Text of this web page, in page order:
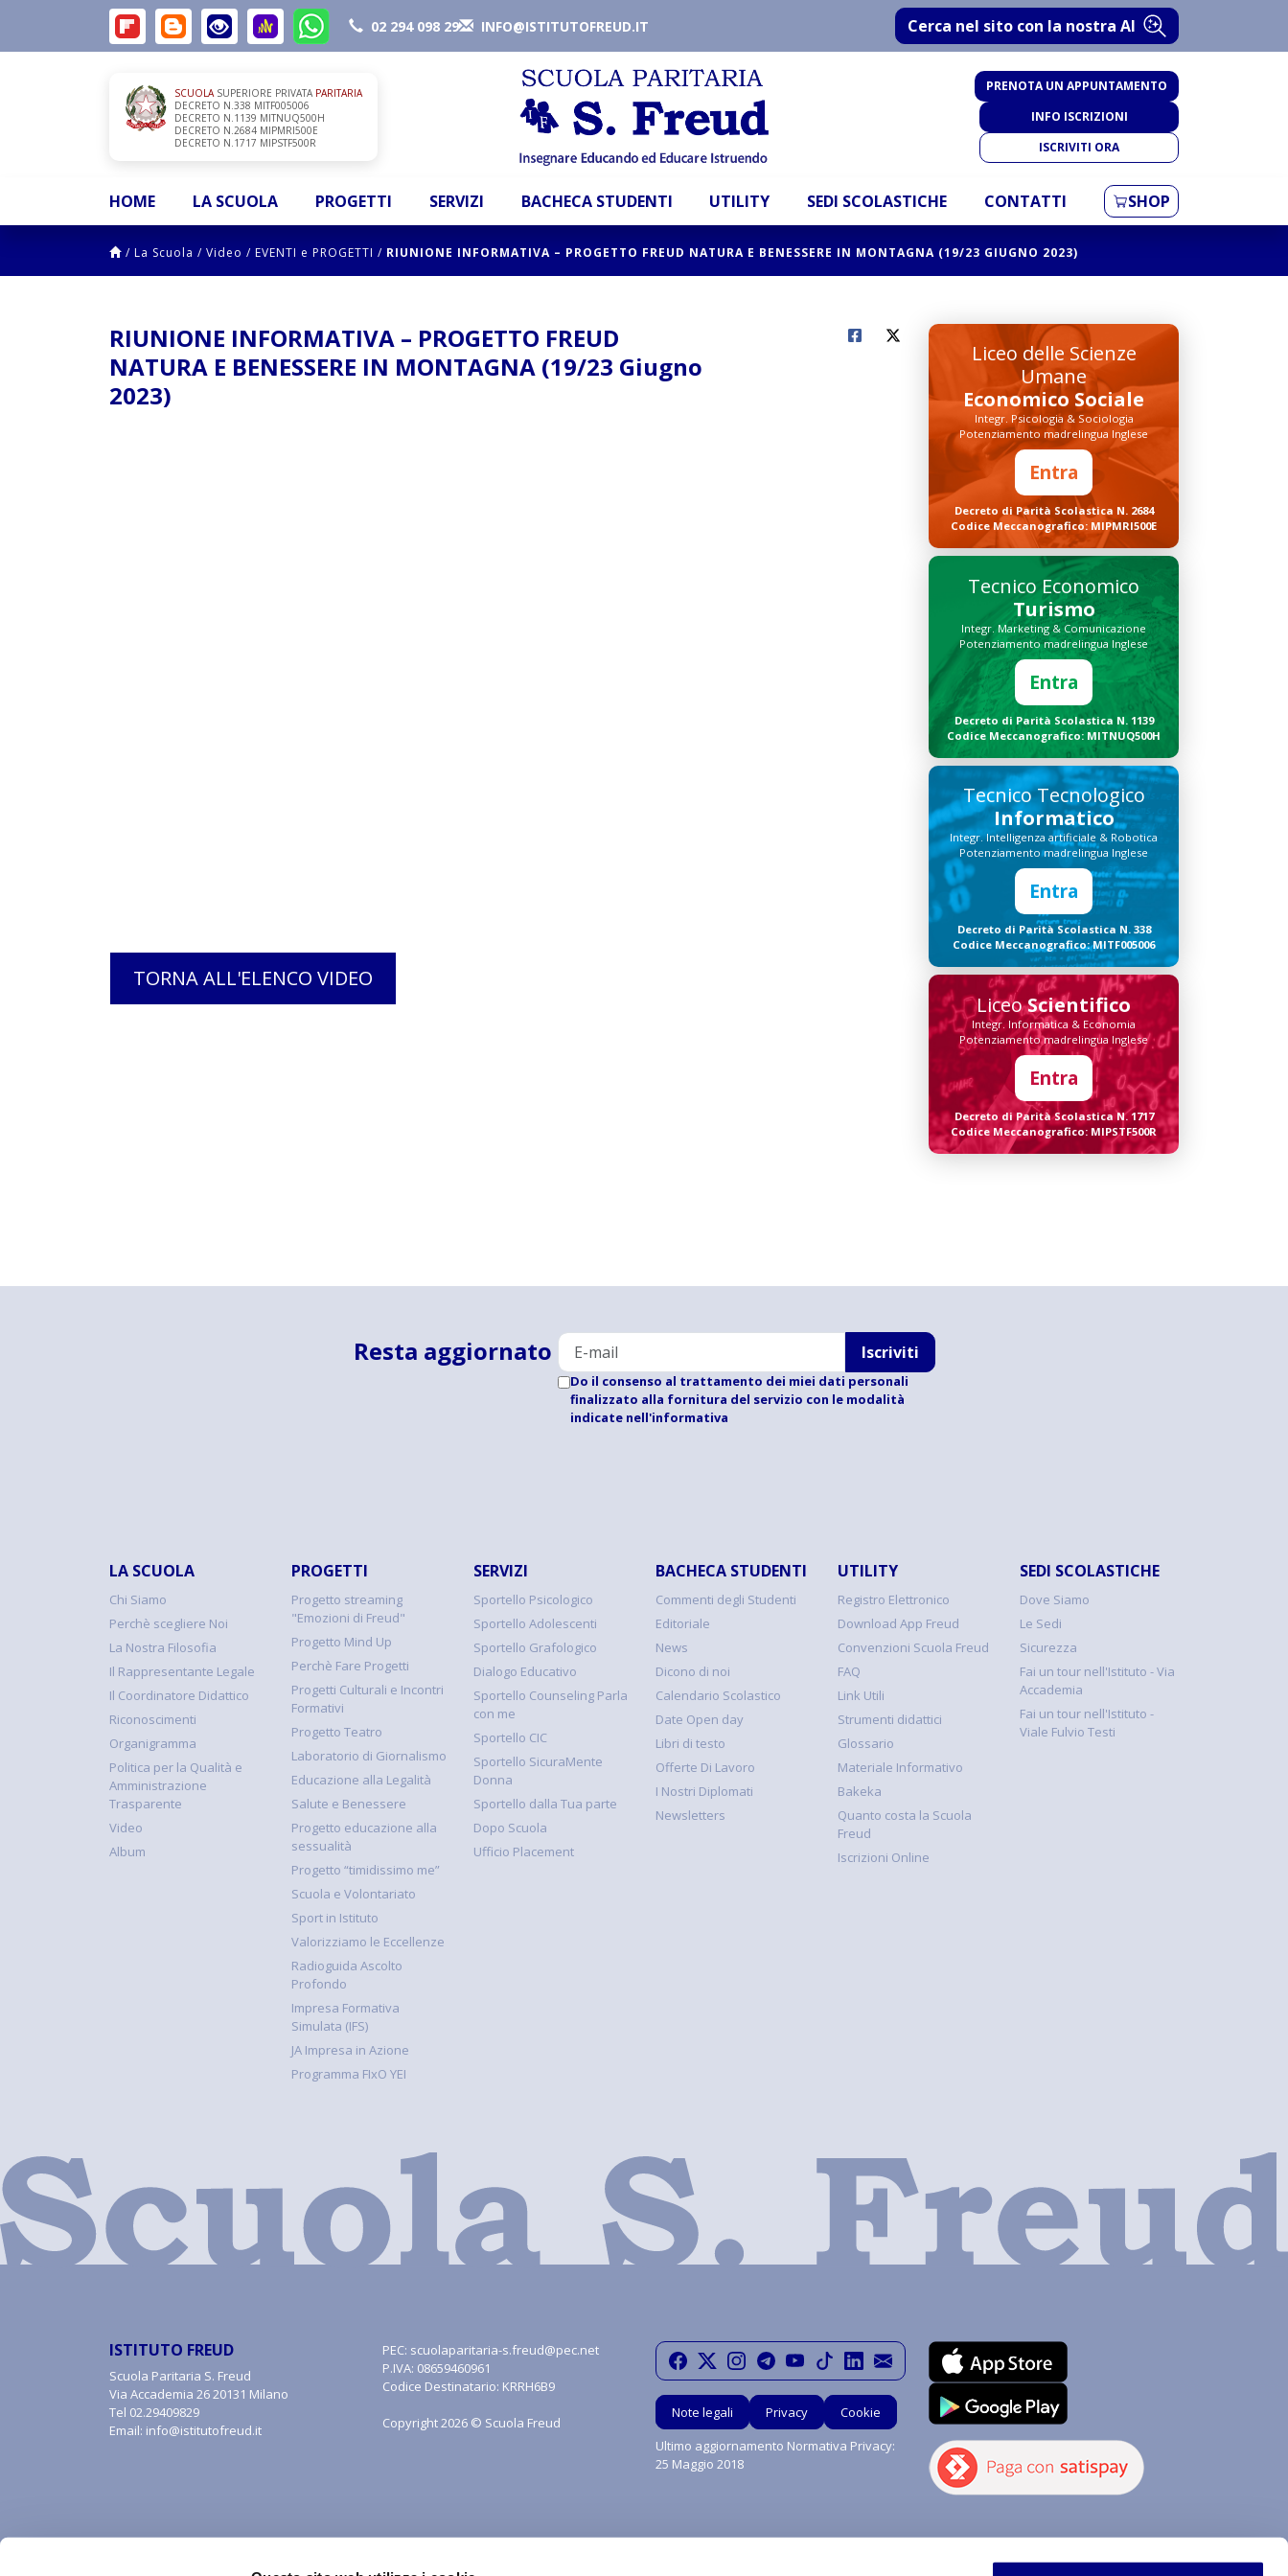
02 294 098 29 INFO@ISTITUTOFREUD.IT Cerca nel sito con la nostra AI
SCUOLASUPERIORE PRIVATA PARITARIA
DECRETO N.338 MITF005006
DECRETO N.1139 MITNUQ500H
DECRETO N.2684 MIPMRI500E
DECRETO N.1717 MIPSTF500R
PRENOTA UN APPUNTAMENTO
INFO ISCRIZIONI
ISCRIVITI ORA
HOME LA SCUOLA PROGETTI SERVIZI BACHECA STUDENTI UTILITY SEDI SCOLASTICHE CONTATTI SHOP
/ La Scuola / Video / EVENTI e PROGETTI / RIUNIONE INFORMATIVA – PROGETTO FREUD NATURA E BENESSERE IN MONTAGNA (19/23 GIUGNO 2023)
RIUNIONE INFORMATIVA – PROGETTO FREUD
NATURA E BENESSERE IN MONTAGNA (19/23 Giugno
2023)
TORNA ALL'ELENCO VIDEO
Liceo delle Scienze
Umane
Economico Sociale
Integr. Psicologia & Sociologia
Potenziamento madrelingua Inglese
Entra
Decreto di Parità Scolastica N. 2684
Codice Meccanografico: MIPMRI500E
Tecnico Economico
Turismo
Integr. Marketing & Comunicazione
Potenziamento madrelingua Inglese
Entra
Decreto di Parità Scolastica N. 1139
Codice Meccanografico: MITNUQ500H
Tecnico Tecnologico
Informatico
Integr. Intelligenza artificiale & Robotica
Potenziamento madrelingua Inglese
Entra
Decreto di Parità Scolastica N. 338
Codice Meccanografico: MITF005006
LiceoScientifico
Integr. Informatica & Economia
Potenziamento madrelingua Inglese
Entra
Decreto di Parità Scolastica N. 1717
Codice Meccanografico: MIPSTF500R
Resta aggiornato Iscriviti
Do il consenso al trattamento dei miei dati personali
finalizzato alla fornitura del servizio con le modalità
indicate nell'informativa
LA SCUOLA
Chi Siamo
Perchè scegliere Noi
La Nostra Filosofia
Il Rappresentante Legale
Il Coordinatore Didattico
Riconoscimenti
Organigramma
Politica per la Qualità e
Amministrazione
Trasparente
Video
Album
PROGETTI
Progetto streaming
"Emozioni di Freud"
Progetto Mind Up
Perchè Fare Progetti
Progetti Culturali e Incontri
Formativi
Progetto Teatro
Laboratorio di Giornalismo
Educazione alla Legalità
Salute e Benessere
Progetto educazione alla
sessualità
Progetto “timidissimo me”
Scuola e Volontariato
Sport in Istituto
Valorizziamo le Eccellenze
Radioguida Ascolto
Profondo
Impresa Formativa
Simulata (IFS)
JA Impresa in Azione
Programma FIxO YEI
SERVIZI
Sportello Psicologico
Sportello Adolescenti
Sportello Grafologico
Dialogo Educativo
Sportello Counseling Parla
con me
Sportello CIC
Sportello SicuraMente
Donna
Sportello dalla Tua parte
Dopo Scuola
Ufficio Placement
BACHECA STUDENTI
Commenti degli Studenti
Editoriale
News
Dicono di noi
Calendario Scolastico
Date Open day
Libri di testo
Offerte Di Lavoro
I Nostri Diplomati
Newsletters
UTILITY
Registro Elettronico
Download App Freud
Convenzioni Scuola Freud
FAQ
Link Utili
Strumenti didattici
Glossario
Materiale Informativo
Bakeka
Quanto costa la Scuola
Freud
Iscrizioni Online
SEDI SCOLASTICHE
Dove Siamo
Le Sedi
Sicurezza
Fai un tour nell'Istituto - Via
Accademia
Fai un tour nell'Istituto -
Viale Fulvio Testi
ISTITUTO FREUD
Scuola Paritaria S. Freud
Via Accademia 26 20131 Milano
Tel 02.29409829
Email: info@istitutofreud.it
PEC: scuolaparitaria-s.freud@pec.net
P.IVA: 08659460961
Codice Destinatario: KRRH6B9
Copyright 2026 © Scuola Freud
Note legali Privacy
Cookie
Ultimo aggiornamento Normativa Privacy:
25 Maggio 2018